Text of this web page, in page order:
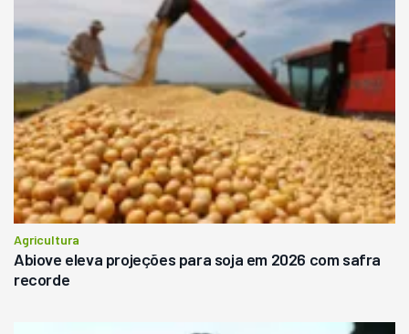
Agricultura
Abiove eleva projeções para soja em 2026 com safra
recorde